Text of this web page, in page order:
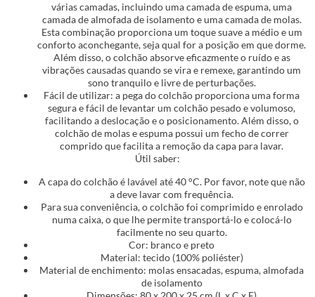
várias camadas, incluindo uma camada de espuma, uma
camada de almofada de isolamento e uma camada de molas.
Esta combinação proporciona um toque suave a médio e um
conforto aconchegante, seja qual for a posição em que dorme.
Além disso, o colchão absorve eficazmente o ruído e as
vibrações causadas quando se vira e remexe, garantindo um
sono tranquilo e livre de perturbações.
Fácil de utilizar: a pega do colchão proporciona uma forma
segura e fácil de levantar um colchão pesado e volumoso,
facilitando a deslocação e o posicionamento. Além disso, o
colchão de molas e espuma possui um fecho de correr
comprido que facilita a remoção da capa para lavar.
Útil saber:
A capa do colchão é lavável até 40 °C. Por favor, note que não
a deve lavar com frequência.
Para sua conveniência, o colchão foi comprimido e enrolado
numa caixa, o que lhe permite transportá-lo e colocá-lo
facilmente no seu quarto.
Cor: branco e preto
Material: tecido (100% poliéster)
Material de enchimento: molas ensacadas, espuma, almofada
de isolamento